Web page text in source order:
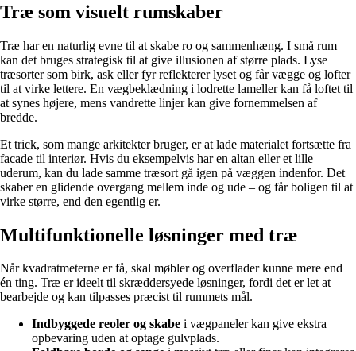
Træ som visuelt rumskaber
Træ har en naturlig evne til at skabe ro og sammenhæng. I små rum
kan det bruges strategisk til at give illusionen af større plads. Lyse
træsorter som birk, ask eller fyr reflekterer lyset og får vægge og lofter
til at virke lettere. En vægbeklædning i lodrette lameller kan få loftet til
at synes højere, mens vandrette linjer kan give fornemmelsen af
bredde.
Et trick, som mange arkitekter bruger, er at lade materialet fortsætte fra
facade til interiør. Hvis du eksempelvis har en altan eller et lille
uderum, kan du lade samme træsort gå igen på væggen indenfor. Det
skaber en glidende overgang mellem inde og ude – og får boligen til at
virke større, end den egentlig er.
Multifunktionelle løsninger med træ
Når kvadratmeterne er få, skal møbler og overflader kunne mere end
én ting. Træ er ideelt til skræddersyede løsninger, fordi det er let at
bearbejde og kan tilpasses præcist til rummets mål.
Indbyggede reoler og skabe i vægpaneler kan give ekstra
opbevaring uden at optage gulvplads.